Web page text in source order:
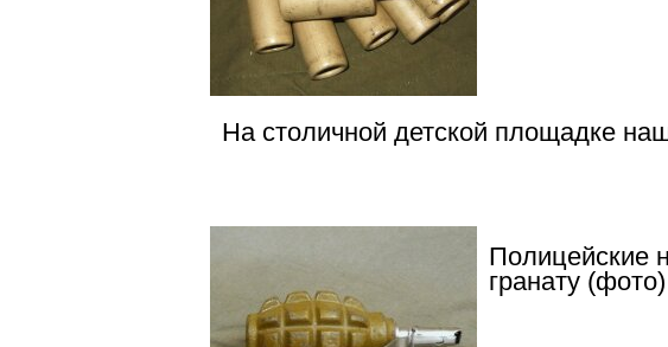
На столичной детской площадке
Полицейские
гранату (фото)